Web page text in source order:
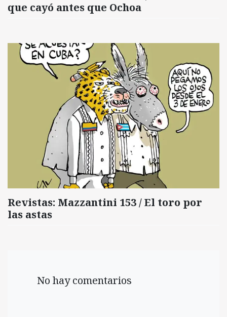
que cayó antes que Ochoa
Revistas: Mazzantini 153 / El toro por
las astas
No hay comentarios